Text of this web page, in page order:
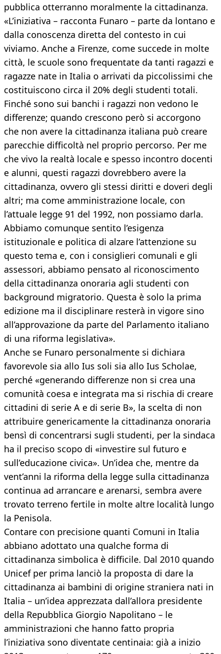
pubblica otterranno moralmente la cittadinanza.
«L’iniziativa – racconta Funaro – parte da lontano e
dalla conoscenza diretta del contesto in cui
viviamo. Anche a Firenze, come succede in molte
città, le scuole sono frequentate da tanti ragazzi e
ragazze nate in Italia o arrivati da piccolissimi che
costituiscono circa il 20% degli studenti totali.
Finché sono sui banchi i ragazzi non vedono le
differenze; quando crescono però si accorgono
che non avere la cittadinanza italiana può creare
parecchie difficoltà nel proprio percorso. Per me
che vivo la realtà locale e spesso incontro docenti
e alunni, questi ragazzi dovrebbero avere la
cittadinanza, ovvero gli stessi diritti e doveri degli
altri; ma come amministrazione locale, con
l’attuale legge 91 del 1992, non possiamo darla.
Abbiamo comunque sentito l’esigenza
istituzionale e politica di alzare l’attenzione su
questo tema e, con i consiglieri comunali e gli
assessori, abbiamo pensato al riconoscimento
della cittadinanza onoraria agli studenti con
background migratorio. Questa è solo la prima
edizione ma il disciplinare resterà in vigore sino
all’approvazione da parte del Parlamento italiano
di una riforma legislativa».
Anche se Funaro personalmente si dichiara
favorevole sia allo Ius soli sia allo Ius Scholae,
perché «generando differenze non si crea una
comunità coesa e integrata ma si rischia di creare
cittadini di serie A e di serie B», la scelta di non
attribuire genericamente la cittadinanza onoraria
bensì di concentrarsi sugli studenti, per la sindaca
ha il preciso scopo di «investire sul futuro e
sull’educazione civica». Un’idea che, mentre da
vent’anni la riforma della legge sulla cittadinanza
continua ad arrancare e arenarsi, sembra avere
trovato terreno fertile in molte altre località lungo
la Penisola.
Contare con precisione quanti Comuni in Italia
abbiano adottato una qualche forma di
cittadinanza simbolica è difficile. Dal 2010 quando
Unicef per prima lanciò la proposta di dare la
cittadinanza ai bambini di origine straniera nati in
Italia – un’idea apprezzata dall’allora presidente
della Repubblica Giorgio Napolitano – le
amministrazioni che hanno fatto propria
l’iniziativa sono diventate centinaia: già a inizio